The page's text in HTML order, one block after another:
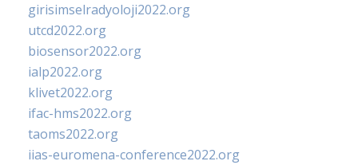
girisimselradyoloji2022.org
utcd2022.org
biosensor2022.org
ialp2022.org
klivet2022.org
ifac-hms2022.org
taoms2022.org
iias-euromena-conference2022.org